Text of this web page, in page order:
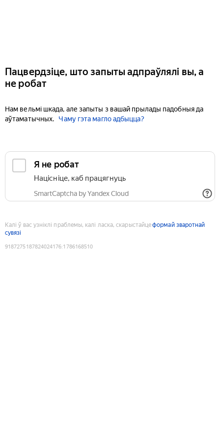
Пацвердзіце, што запыты адпраўлялі вы, а
не робат
Нам вельмі шкада, але запыты з вашай прылады падобныя да
аўтаматычных.
Чаму гэта магло адбыцца?
Я не робат
Націсніце, каб працягнуць
SmartCaptcha by Yandex Cloud
Калі ў вас узніклі праблемы, калі ласка, скарыстайцеформай зваротнай
сувязі
9187275187824024176:1786168510